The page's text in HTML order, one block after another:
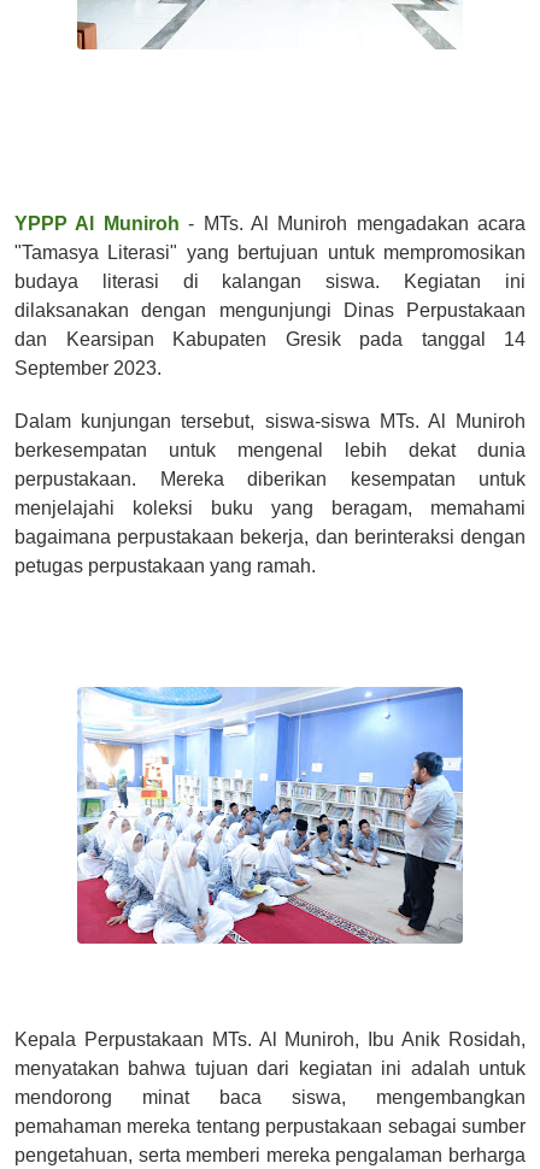
YPPP Al Muniroh - MTs. Al Muniroh mengadakan acara
"Tamasya Literasi" yang bertujuan untuk mempromosikan
budaya literasi di kalangan siswa. Kegiatan ini
dilaksanakan dengan mengunjungi Dinas Perpustakaan
dan Kearsipan Kabupaten Gresik pada tanggal 14
September 2023.
Dalam kunjungan tersebut, siswa-siswa MTs. Al Muniroh
berkesempatan untuk mengenal lebih dekat dunia
perpustakaan. Mereka diberikan kesempatan untuk
menjelajahi koleksi buku yang beragam, memahami
bagaimana perpustakaan bekerja, dan berinteraksi dengan
petugas perpustakaan yang ramah.
Kepala Perpustakaan MTs. Al Muniroh, Ibu Anik Rosidah,
menyatakan bahwa tujuan dari kegiatan ini adalah untuk
mendorong minat baca siswa, mengembangkan
pemahaman mereka tentang perpustakaan sebagai sumber
pengetahuan, serta memberi mereka pengalaman berharga